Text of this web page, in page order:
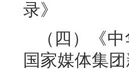
录》
（四）《
国家媒体集